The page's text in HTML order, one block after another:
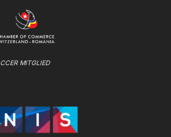
CCER MITGLIED